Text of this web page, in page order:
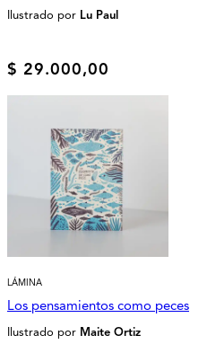
Ilustrado por Lu Paul
$ 29.000,00
LÁMINA
Los pensamientos como peces
Ilustrado por Maite Ortiz